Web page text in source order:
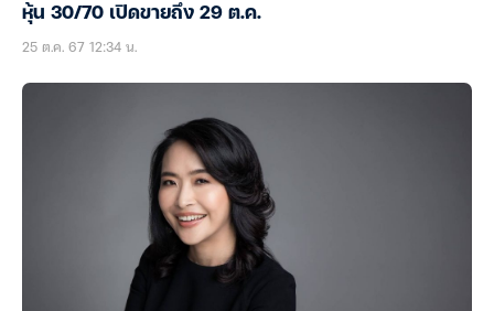
หุ้น 30/70 เปิดขายถึง 29 ต.ค.
25 ต.ค. 67 12:34 น.